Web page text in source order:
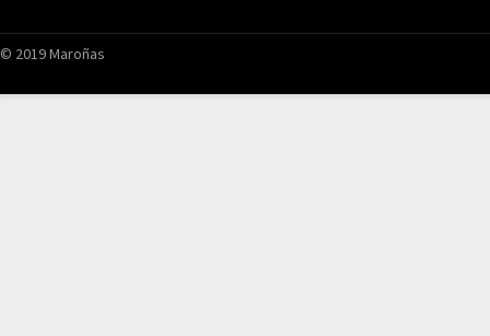
© 2019 Maroñas